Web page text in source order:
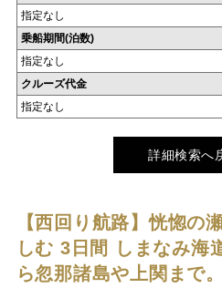
指定なし
乗船期間(泊数)
指定なし
クルーズ代金
指定なし
詳細検索へ
【西回り航路】恍惚の
しむ 3日間
しまなみ海
ら忽那諸島や上関まで